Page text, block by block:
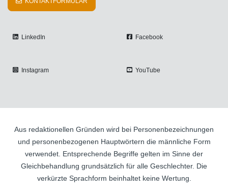
LinkedIn Facebook
Instagram YouTube
Aus redaktionellen Gründen wird bei Personenbezeichnungen
und personenbezogenen Hauptwörtern die männliche Form
verwendet. Entsprechende Begriffe gelten im Sinne der
Gleichbehandlung grundsätzlich für alle Geschlechter. Die
verkürzte Sprachform beinhaltet keine Wertung.